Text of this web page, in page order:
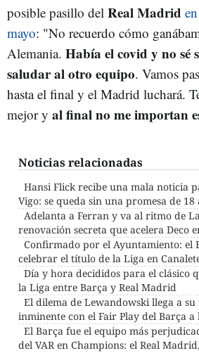
posible pasillo del Real Madrid
mayo: "No recuerdo cómo
Alemania. Había el covid y no sé
saludar al otro equipo. Vamos
hasta el final y el Madrid luchará.
mejor y al final no me importan
Noticias relacionadas
Hansi Flick recibe una mala noticia
Vigo: se queda sin una promesa de 18
Adelanta a Ferran y va al ritmo de
renovación secreta que acelera Deco
Confirmado por el Ayuntamiento: el
celebrar el título de la Liga en
Día y hora decididos para el clásico
la Liga entre Barça y Real Madrid
El dilema de Lewandowski llega a
inminente con el Fair Play del Barça a
El Barça fue el equipo más
del VAR en Champions: el Real